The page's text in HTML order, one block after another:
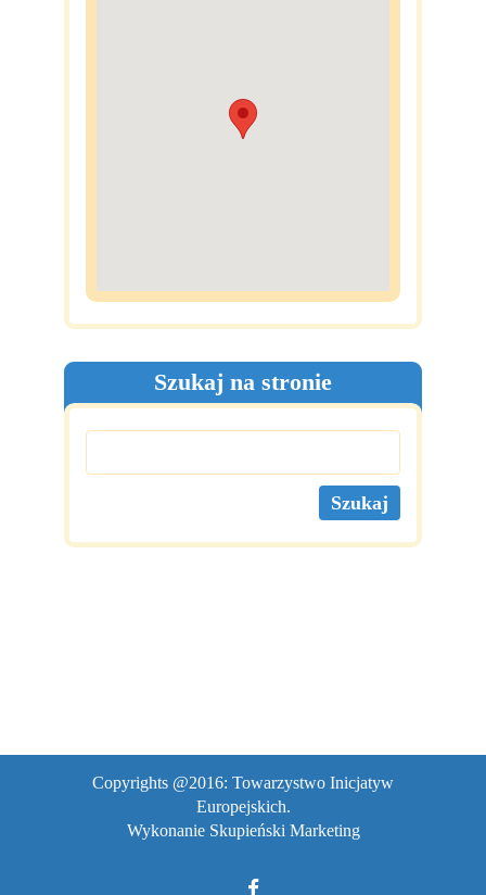
Szukaj na stronie
Copyrights @2016: Towarzystwo Inicjatyw
Europejskich.
Wykonanie Skupieński Marketing